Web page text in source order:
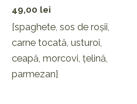
49,00 lei
[spaghete, sos de roșii,
carne tocată, usturoi,
ceapă, morcovi, țelină,
parmezan]